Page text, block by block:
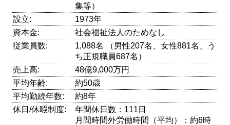
集等）
設立:
1973年
資本金:
社会福祉法人のためなし
従業員数:
1,088名 （男性207名、女性881名、う
ち正規職員687名）
売上高:
48億9,000万円
平均年齢:
約50歳
平均勤続年数:
約8年
休日/休暇制度:
年間休日数：111日
月間時間外労働時間（平均）：約6時